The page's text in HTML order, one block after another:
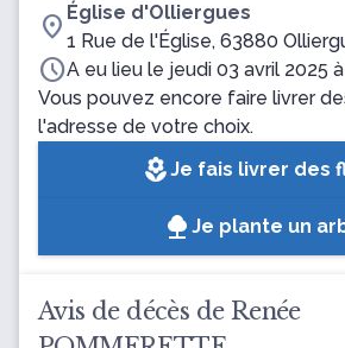
location_on Église d'Olliergues
1 Rue de l'Église, 63880
scheduleA eu lieu le jeudi 03 avril 2025
Vous pouvez encore faire livrer
l'adresse de votre choix.
local_floristJe fais livrer des
Je plante un
Avis de décès de Renée